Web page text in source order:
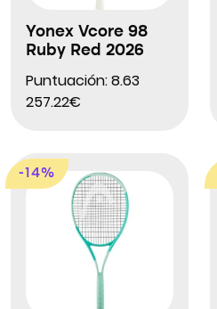
Yonex Vcore 98
Ruby Red 2026
Puntuación: 8.63
257.22€
-14%